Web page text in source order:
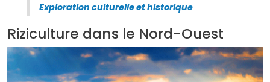
Exploration culturelle et historique
Riziculture dans le Nord-Ouest